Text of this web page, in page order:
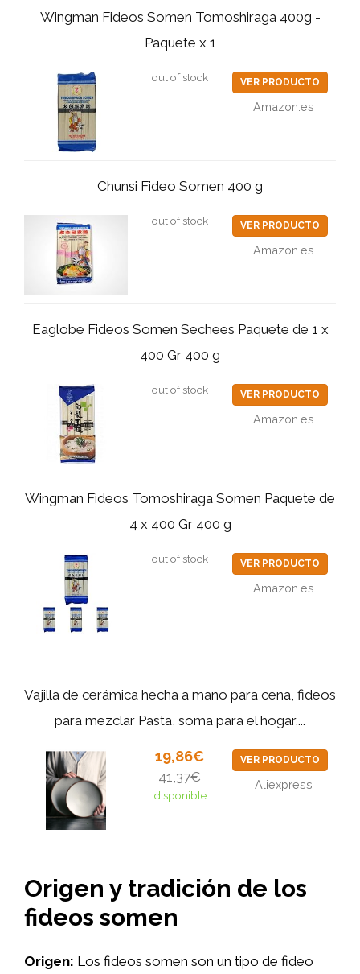
Wingman Fideos Somen Tomoshiraga 400g -
Paquete x 1
out of stock VER PRODUCTO
Amazon.es
Chunsi Fideo Somen 400 g
out of stock VER PRODUCTO
Amazon.es
Eaglobe Fideos Somen Sechees Paquete de 1 x
400 Gr 400 g
out of stock VER PRODUCTO
Amazon.es
Wingman Fideos Tomoshiraga Somen Paquete de
4 x 400 Gr 400 g
out of stock VER PRODUCTO
Amazon.es
Vajilla de cerámica hecha a mano para cena, fideos
para mezclar Pasta, soma para el hogar,...
19,86€
41,37€
disponible
VER PRODUCTO
Aliexpress
Origen y tradición de los
fideos somen
Origen: Los fideos somen son un tipo de fideo